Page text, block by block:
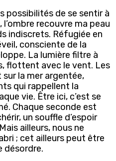
possibilités de se sentir à
recouvre ma peau
indiscrets. Réfugiée en
consciente de la
La lumière filtre à
flottent avec le vent. Les
la mer argentée,
qui rappellent la
vie. Être ici, c’est se
Chaque seconde est
un souffle d’espoir
ailleurs, nous ne
; cet ailleurs peut être
désordre.